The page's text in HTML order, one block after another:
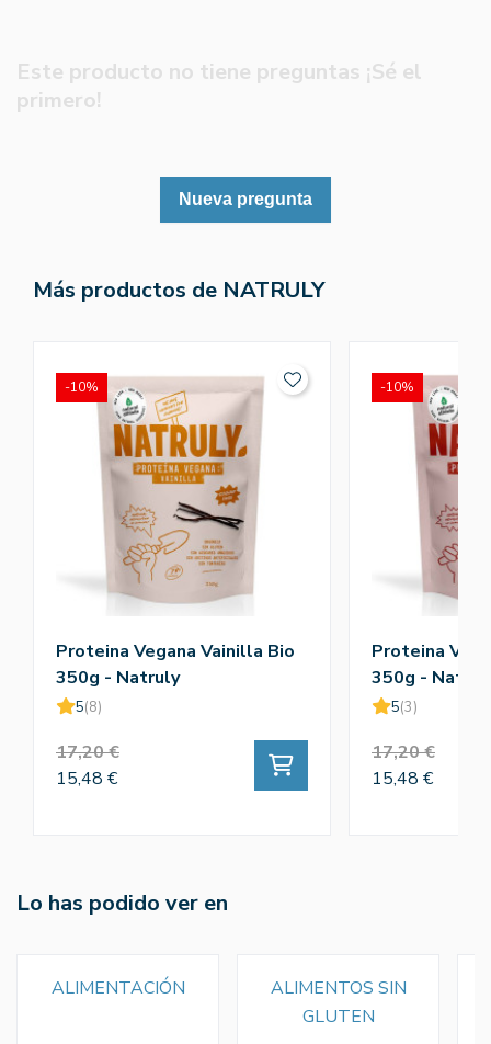
Este producto no tiene preguntas ¡Sé el
primero!
Nueva pregunta
Más productos de NATRULY
Proteina Vegana Vainilla Bio
350g - Natruly
5(8)
17,20 €
15,48 €
-10%
Proteina
350g -
5(3)
17,20 €
15,48 €
-10%
Lo has podido ver en
ALIMENTACIÓN
ALIMENTOS SIN
GLUTEN